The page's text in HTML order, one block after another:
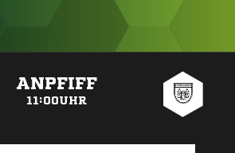
ANPFIFF
11:00UHR